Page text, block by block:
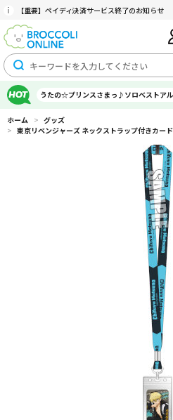
【重要】ペイディ決済サービス終了のお知らせ
うたの☆プリンスさまっ♪ソロベストア
ホーム > グッズ
> 東京リベンジャーズ ネックストラップ付きカー